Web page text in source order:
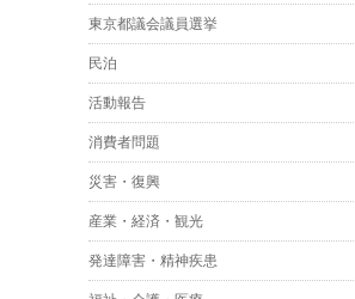
東京都議会議員選挙
民泊
活動報告
消費者問題
災害・復興
産業・経済・観光
発達障害・精神疾患